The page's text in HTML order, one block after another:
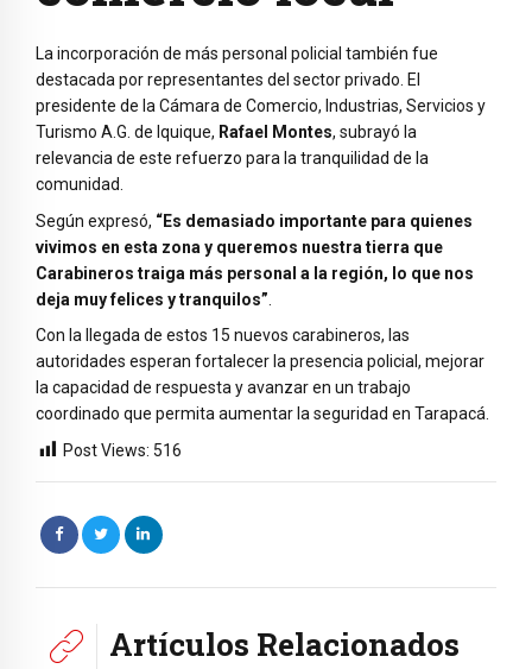
La incorporación de más personal policial también fue
destacada por representantes del sector privado. El
presidente de la Cámara de Comercio, Industrias, Servicios y
Turismo A.G. de Iquique, Rafael Montes, subrayó la
relevancia de este refuerzo para la tranquilidad de la
comunidad.
Según expresó, “Es demasiado importante para quienes
vivimos en esta zona y queremos nuestra tierra que
Carabineros traiga más personal a la región, lo que nos
deja muy felices y tranquilos”
Con la llegada de estos 15 nuevos carabineros, las
autoridades esperan fortalecer la presencia policial, mejorar
la capacidad de respuesta y avanzar en un trabajo
coordinado que permita aumentar la seguridad en Tarapacá.
Post Views: 516
Artículos Relacionados